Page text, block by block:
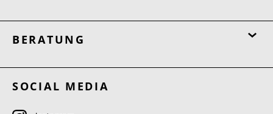
BERATUNG
SOCIAL MEDIA